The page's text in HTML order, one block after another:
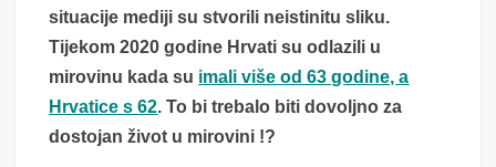
situacije mediji su stvorili neistinitu sliku.
Tijekom 2020 godine Hrvati su odlazili u
mirovinu kada su imali više od 63 godine, a
Hrvatice s 62. To bi trebalo biti dovoljno za
dostojan život u mirovini !?